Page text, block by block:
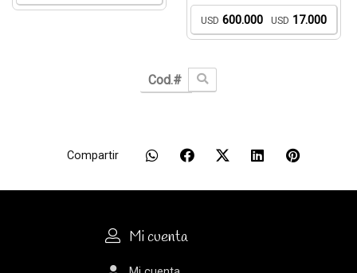
USD 600.000 USD 17.000
Compartir
Mi cuenta